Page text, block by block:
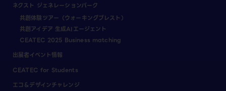
ネクスト ジェネレーションパーク
共創体験ツアー（ウォーキングブレスト）
共創アイデア 生成AIエージェント
CEATEC 2025 Business matching
出展者イベント情報
CEATEC for Students
エコ＆デザインチャレンジ